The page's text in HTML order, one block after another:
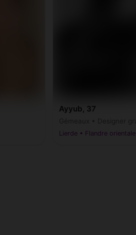
Ayyub, 37
Lierde • Flandre orientale